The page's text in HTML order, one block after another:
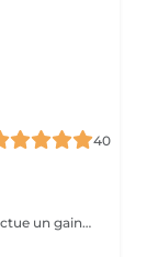
40
Après avoir effectué la manucure russe, on effectue un gainage sur l'ongle naturel à l'aide d'un gel qui peut être soit nude (naturel) soit teinté (blanc laiteux, rosé, pailleté ). On ne posera pas de couleur au dessus du gel ni de nail art pour cette prestation